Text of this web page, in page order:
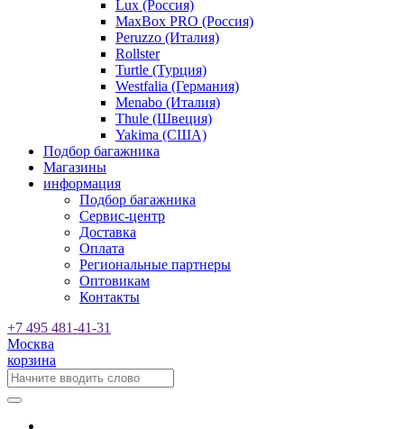
Lux (Россия)
MaxBox PRO (Россия)
Peruzzo (Италия)
Rollster
Turtle (Турция)
Westfalia (Германия)
Menabo (Италия)
Thule (Швеция)
Yakima (США)
Подбор багажника
Магазины
информация
Подбор багажника
Сервис-центр
Доставка
Оплата
Региональные партнеры
Оптовикам
Контакты
+7 495 481-41-31
Москва
корзина